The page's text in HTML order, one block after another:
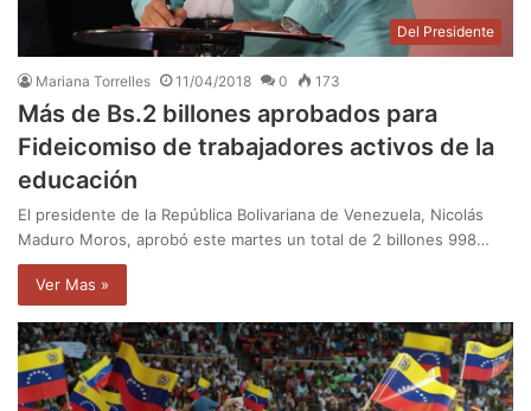
Del Presidente
Mariana Torrelles 11/04/2018 0 173
Más de Bs.2 billones aprobados para
Fideicomiso de trabajadores activos de la
educación
El presidente de la República Bolivariana de Venezuela, Nicolás
Maduro Moros, aprobó este martes un total de 2 billones 998…
Ver Mas »